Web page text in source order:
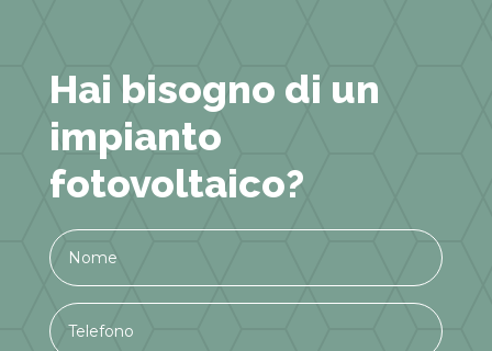
Hai bisogno di un
impianto
fotovoltaico?